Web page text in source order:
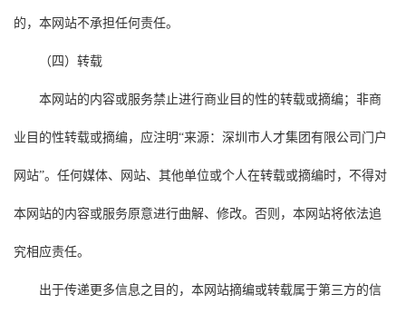
的，本网站不承担任何责任。
（四）转载
本网站的内容或服务禁止进行商业目的性的转载或摘编；非商
业目的性转载或摘编，应注明“来源：深圳市人才集团有限公司门户
网站”。任何媒体、网站、其他单位或个人在转载或摘编时，不得对
本网站的内容或服务原意进行曲解、修改。否则，本网站将依法追
究相应责任。
出于传递更多信息之目的，本网站摘编或转载属于第三方的信